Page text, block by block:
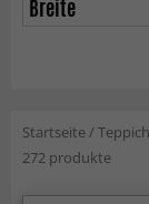
Breite
Startseite/
272 produkte